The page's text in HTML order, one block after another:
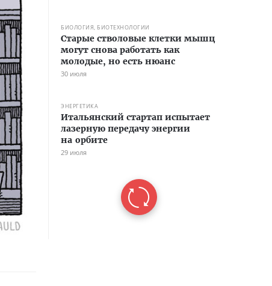
БИОЛОГИЯ, БИОТЕХНОЛОГИИ
Старые стволовые клетки мышц
могут снова работать как
молодые, но есть нюанс
30 июля
ЭНЕРГЕТИКА
Итальянский стартап испытает
лазерную передачу энергии
на орбите
29 июля